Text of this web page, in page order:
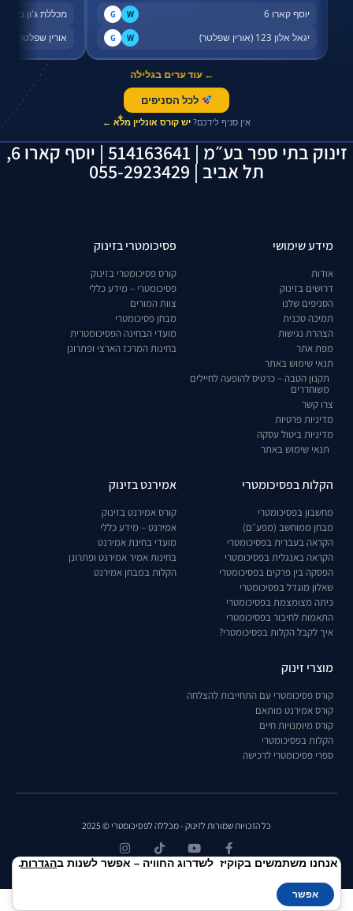
✦
יוסף קארו 6 W
G
יגאל אלון 123 (אורין שפלטר) W
G
מכללת ג'ון
אורין שפלטר,
← עוד ערים בגלילה
לכל הסניפים
אין סניף לידכם? יש קורס אונליין מלא ←
זינוק בתי ספר בע״מ | 514163641 | יוסף קארו 6,
תל אביב | 055-2923429
מידע שימושי
אודות
דרושים בזינוק
הסניפים שלנו
תמיכה טכנית
הצהרת נגישות
מפת אתר
תנאי שימוש באתר
תקנון הטבה – כרטיס להופעה לחיילים
משוחררים
צרו קשר
מדיניות פרטיות
מדיניות ביטול עסקה
תנאי שימוש באתר
פסיכומטרי בזינוק
קורס פסיכומטרי בזינוק
פסיכומטרי – מידע כללי
צוות המורים
מבחן פסיכומטרי
מועדי הבחינה הפסיכומטרית
בחינות המרכז הארצי ופתרונן
הקלות בפסיכומטרי
מחשבון בפסיכומטרי
מבחן ממוחשב (מפע״ם)
הקראה בעברית בפסיכומטרי
הקראה באנגלית בפסיכומטרי
הפסקה בין פרקים בפסיכומטרי
שאלון מוגדל בפסיכומטרי
כיתה מצומצמת בפסיכומטרי
התאמות לחיבור בפסיכומטרי
איך לקבל הקלות בפסיכומטרי?
אמירנט בזינוק
קורס אמירנט בזינוק
אמירנט – מידע כללי
מועדי בחינת אמירנט
בחינות אמיר אמירנט ופתרונן
הקלות במבחן אמירנט
מוצרי זינוק
קורס פסיכומטרי עם התחייבות להצלחה
קורס אמירנט מותאם
קורס מיומנויות חיים
הקלות בפסיכומטרי
ספרי פסיכומטרי לרכישה
כל הזכויות שמורות לזינוק - מכללה לפסיכומטרי © 2025
אנחנו משתמשים בקוקיז לשדרוג החוויה – אפשר לשנות בהגדרות.
אפשר